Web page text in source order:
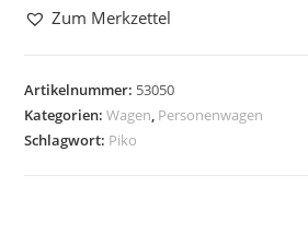
Zum Merkzettel
Artikelnummer: 53050
Kategorien:Wagen, Personenwagen
Schlagwort: Piko